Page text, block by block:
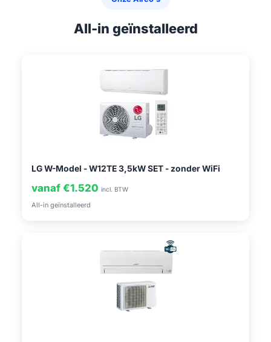
All-in geïnstalleerd
LG W-Model - W12TE 3,5kW SET - zonder WiFi
vanaf €1.520 incl. BTW
All-in geïnstalleerd